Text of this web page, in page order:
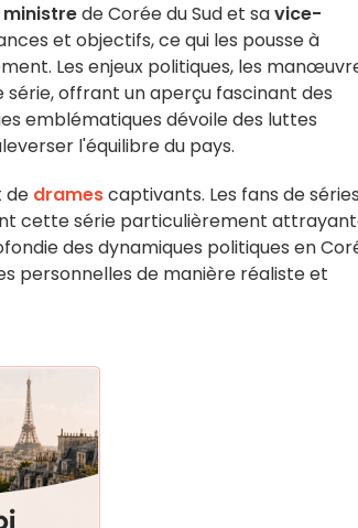
ministrede Corée du Sud et savice-
et objectifs, ce qui les pousse à
Les enjeux politiques, les
offrant un aperçu fascinant des
emblématiques dévoile des luttes
l'équilibre du pays.
de dramescaptivants. Les fans de séries
cette série particulièrement
des dynamiques politiques en
personnelles de manière réaliste et